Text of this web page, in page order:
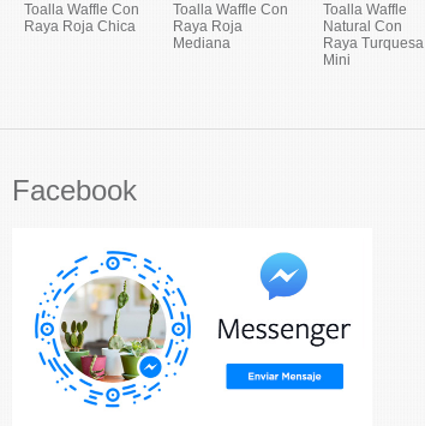
Toalla Waffle Con
Raya Roja Chica
Toalla Waffle Con
Raya Roja
Mediana
Toalla Waffle
Natural Con
Raya Turquesa
Mini
Facebook